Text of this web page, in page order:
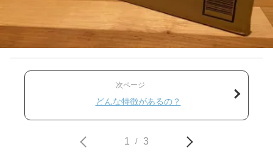
次ページ
どんな特徴があるの？
1 / 3